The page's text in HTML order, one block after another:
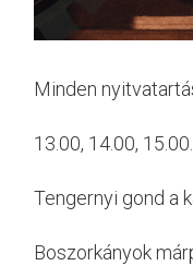
Minden
13.00, 14.00,
Tengernyi gond a
Boszorkányok